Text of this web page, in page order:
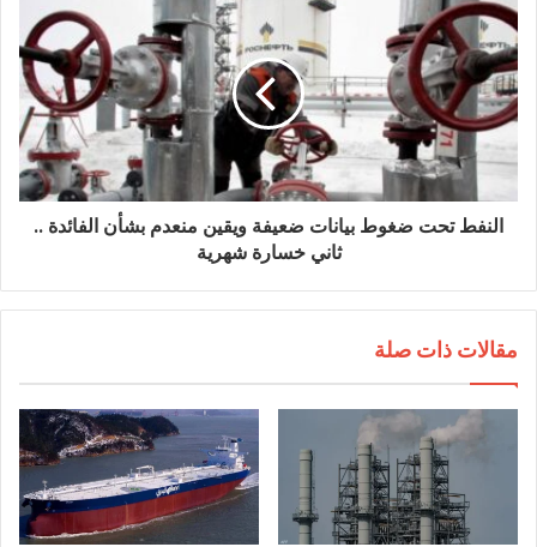
النفط تحت ضغوط بيانات ضعيفة ويقين منعدم بشأن الفائدة ..
ثاني خسارة شهرية
مقالات ذات صلة